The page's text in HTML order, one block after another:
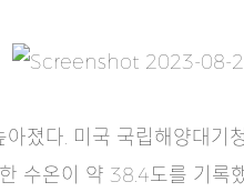
졌다. 미국 국립해양대
수온이 약 38.4도를 기록